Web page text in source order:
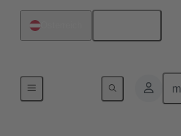
Ströme bis 16 A